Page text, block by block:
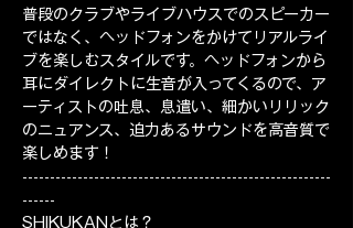
普段のクラブやライブハウスでのスピーカー
ではなく、ヘッドフォンをかけてリアルライ
ブを楽しむスタイルです。ヘッドフォンから
耳にダイレクトに生音が入ってくるので、ア
ーティストの吐息、息遣い、細かいリリック
のニュアンス、迫力あるサウンドを高音質で
楽しめます！
--------------------------------------------------------
------
SHIKUKANとは？